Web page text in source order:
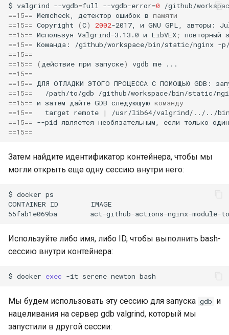
$ valgrind --vgdb=full --vgdb-error=0
/github/
==15== Memcheck, детектор ошибок в памяти
==15== Copyright (C) 2002-2017, и GNU GPL, авторы:
==15== Используя Valgrind-3.13.0 и LibVEX ; повторный
==15== Команда: /github/workspace/bin/static/nginx -
==15==
==15== ( действие при запуске) vgdb me
==15==
==15== ДЛЯ ОТЛАДКИ ЭТОГО ПРОЦЕССА С ПОМОЩЬЮ GDB:
==15==
/path/to/gdb
==15== и затем дайте GDB следующую команду
==15== target remote |
/usr/lib64/valgrind/../../
==15== --pid является необязательным, если только один
==15==
Затем найдите идентификатор контейнера, чтобы мы
могли открыть еще одну сессию внутри него:
$ docker ps
CONTAINER ID
IMAGE
55fab1e069ba
act-github-actions-nginx-module-
Используйте либо имя, либо ID, чтобы выполнить bash-
сессию внутри контейнера:
$ docker exec -it serene_newton
Мы будем использовать эту сессию для запуска gdb и
нацеливания на сервер gdb valgrind, который мы
запустили в другой сессии: